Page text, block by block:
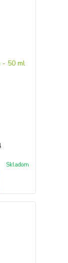
Skladom